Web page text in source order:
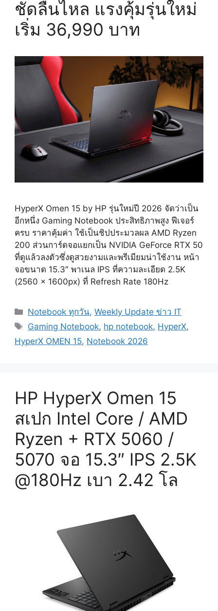
ชัดลื่นไหล แรงคุ้มรุ่นใหม่
เริ่ม 36,990 บาท
HyperX Omen 15 by HP รุ่นใหม่ปี 2026 จัดว่าเป็น
อีกหนึ่ง Gaming Notebook ประสิทธิภาพสูง ฟีเจอร์
ครบ ราคาคุ้มค่า ใช้เป็นชิปประมวลผล AMD Ryzen
200 ส่วนการ์ดจอแยกเป็น NVIDIA GeForce RTX 50
ที่ดูแล้วลงตัวซึ่งดูสวยงามและพรีเมียมน่าใช้งาน หน้า
จอขนาด 15.3″ พาเนล IPS ที่ความละเอียด 2.5K
(2560 x 1600px) ที่ Refresh Rate 180Hz
Categories
Notebook ทุกวัน,Weekly Update ข่าว IT
Tags
Gaming Notebook, hp notebook, HyperX,
HyperX OMEN 15, Notebook 2026
HP HyperX Omen 15
สเปก Intel Core / AMD
Ryzen + RTX 5060 /
5070 จอ 15.3″ IPS 2.5K
@180Hz เบา 2.42 โล